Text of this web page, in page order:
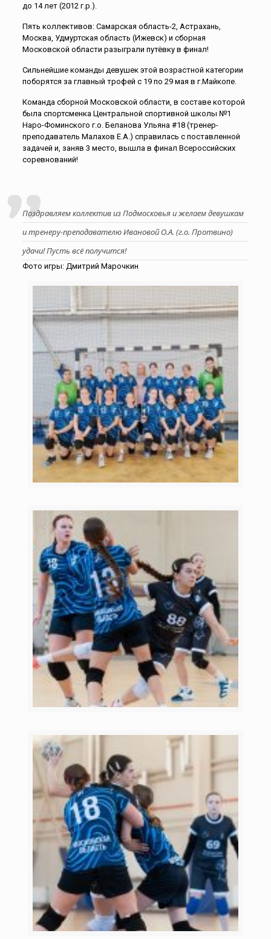
до 14 лет (2012 г.р.).
Пять коллективов: Самарская область-2, Астрахань,
Москва, Удмуртская область (Ижевск) и сборная
Московской области разыграли путёвку в финал!
Сильнейшие команды девушек этой возрастной категории
поборятся за главный трофей с 19 по 29 мая в г.Майкопе.
Команда сборной Московской области, в составе которой
была спортсменка Центральной спортивной школы №1
Наро-Фоминского г.о. Беланова Ульяна #18 (тренер-
преподаватель Малахов Е.А.) справилась с поставленной
задачей и, заняв 3 место, вышла в финал Всероссийских
соревнований!
Поздравляем коллектив из Подмосковья и желаем девушкам
и тренеру-преподавателю Ивановой О.А. (г.о. Протвино)
удачи! Пусть всё получится!
Фото игры: Дмитрий Марочкин